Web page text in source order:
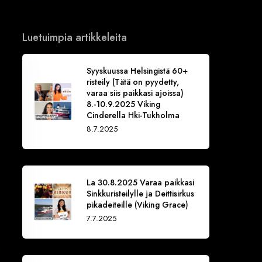
Luetuimpia artikkeleita
Syyskuussa Helsingistä 60+
risteily (Tätä on pyydetty,
varaa siis paikkasi ajoissa)
8.-10.9.2025 Viking
Cinderella Hki-Tukholma
8.7.2025
La 30.8.2025 Varaa paikkasi
Sinkkuristeilylle ja Deittisirkus
pikadeiteille (Viking Grace)
7.7.2025